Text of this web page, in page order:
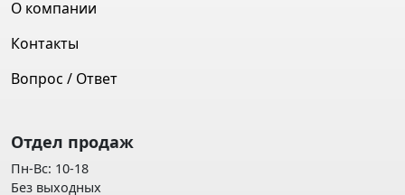
О компании
Контакты
Вопрос / Ответ
Отдел продаж
Пн-Вс: 10-18
Без выходных